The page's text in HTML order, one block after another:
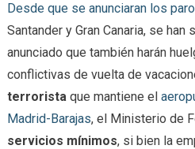
Desde que se anunciaran los
Santander y Gran Canaria, se
anunciado que también harán
conflictivas de vuelta de
terroristaque mantiene el
Madrid-Barajas, el Ministerio de
servicios mínimos, si bien la